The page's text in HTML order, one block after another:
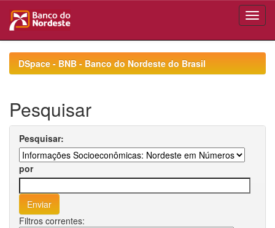
navigationDSpace - BNB - Banco do Nordeste do Brasil
Pesquisar
Pesquisar:
por
Filtros correntes: